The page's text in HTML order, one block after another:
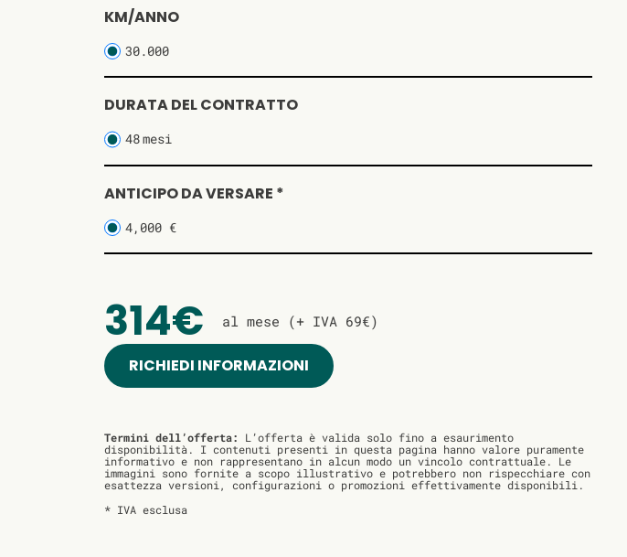
KM/ANNO
30.000
DURATA DEL CONTRATTO
48mesi
ANTICIPO DA VERSARE *
4,000 €
314€ al mese (+ IVA 69€)
RICHIEDI INFORMAZIONI
Termini dell’offerta:
L’offerta è valida solo fino a esaurimento
disponibilità. I contenuti presenti in questa pagina hanno valore puramente
informativo e non rappresentano in alcun modo un vincolo contrattuale. Le
immagini sono fornite a scopo illustrativo e potrebbero non rispecchiare con
esattezza versioni, configurazioni o promozioni effettivamente disponibili.
* IVA esclusa